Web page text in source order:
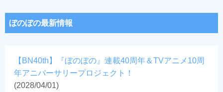
ぼのぼの最新情報
【BN40th】『ぼのぼの』連載40周年＆TVアニメ10周
年アニバーサリープロジェクト！
(2028/04/01)